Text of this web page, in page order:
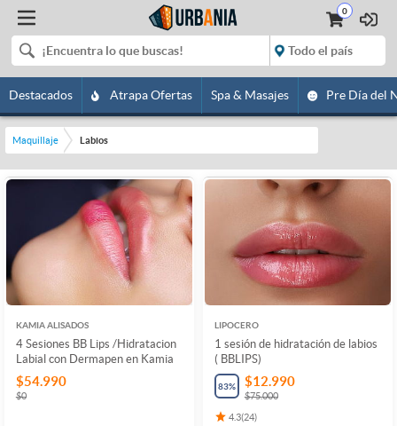
0
Destacados Atrapa Ofertas Spa & Masajes Pre Día del
Maquillaje Labios
KAMIA ALISADOS
4 Sesiones BB Lips /Hidratacion
Labial con Dermapen en Kamia
$54.990
$0
LIPOCERO
1 sesión de hidratación de labios
( BBLIPS)
83% $12.990
$75.000
4.3(24)